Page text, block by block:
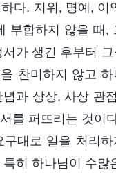
다. 지위, 명예, 이
부합하지 않을 때,
가 생긴 후부터
찬미하지 않고 하
과 상상, 사상 관
를 퍼뜨리는 것이
대로 일을 처리하
히 하나님이 수많